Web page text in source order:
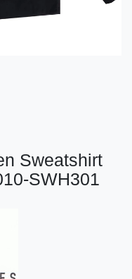
Sweatshirt
SWH301